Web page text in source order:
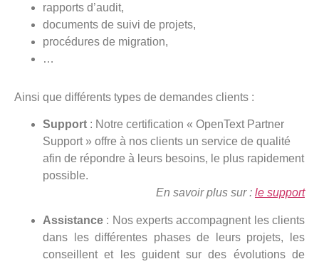
rapports d’audit,
documents de suivi de projets,
procédures de migration,
…
Ainsi que différents types de demandes clients :
Support : Notre certification « OpenText Partner
Support » offre à nos clients un service de qualité
afin de répondre à leurs besoins, le plus rapidement
possible.
En savoir plus sur : le support
Assistance : Nos experts accompagnent les clients
dans les différentes phases de leurs projets, les
conseillent et les guident sur des évolutions de